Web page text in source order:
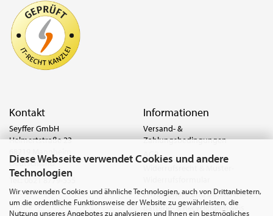
Diese Webseite verwendet Cookies und andere
Technologien
Wir verwenden Cookies und ähnliche Technologien, auch von Drittanbietern,
um die ordentliche Funktionsweise der Website zu gewährleisten, die
Nutzung unseres Angebotes zu analysieren und Ihnen ein bestmögliches
Kontakt
Seyffer GmbH
Helmertstraße 23
Deutschland
Tel.:0621 8779-555
Fax: 0621 8779-100
anfrage@seyffer.shop
Informationen
Versand- &
Zahlungsbedingungen
AGB
Privatsphäre und Datenschutz
Batterie- & Recyclinghinweis